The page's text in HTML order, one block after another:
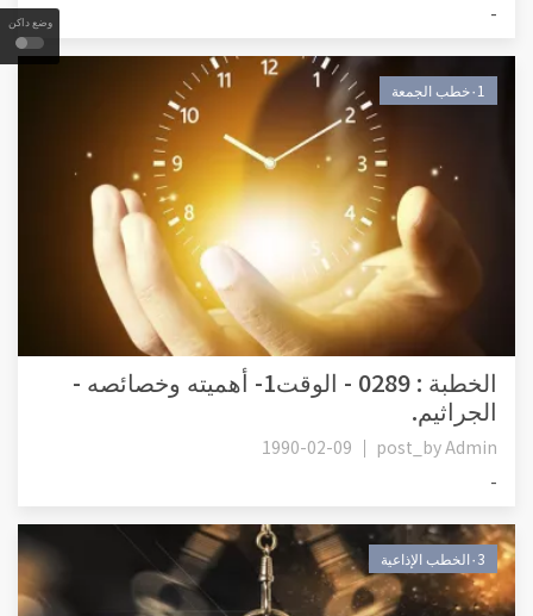
وضع داكن
-
٠1خطب الجمعة
الخطبة : 0289 - الوقت1- أهميته وخصائصه -
الجراثيم.
post_byAdmin
1990-02-09
-
٠3الخطب الإذاعية